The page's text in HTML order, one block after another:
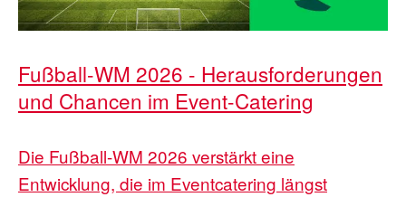
Fußball-WM 2026 - Herausforderungen
und Chancen im Event-Catering
Die Fußball-WM 2026 verstärkt eine
Entwicklung, die im Eventcatering längst